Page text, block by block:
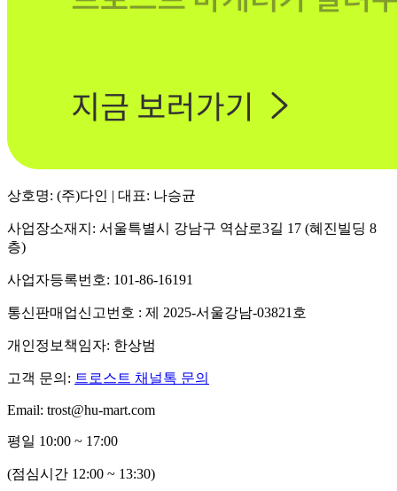
상호명: (주)다인 | 대표: 나승균
사업장소재지: 서울특별시 강남구 역삼로3길 17 (혜진빌딩 8
층)
사업자등록번호: 101-86-16191
통신판매업신고번호 : 제 2025-서울강남-03821호
개인정보책임자: 한상범
고객 문의: 트로스트 채널톡 문의
Email: trost@hu-mart.com
평일 10:00 ~ 17:00
(점심시간 12:00 ~ 13:30)